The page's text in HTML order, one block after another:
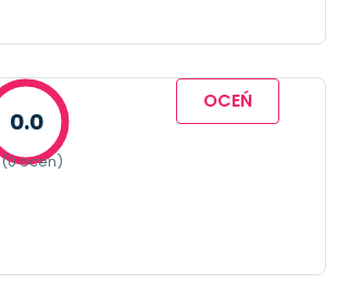
0.0
(0 ocen)
OCEŃ